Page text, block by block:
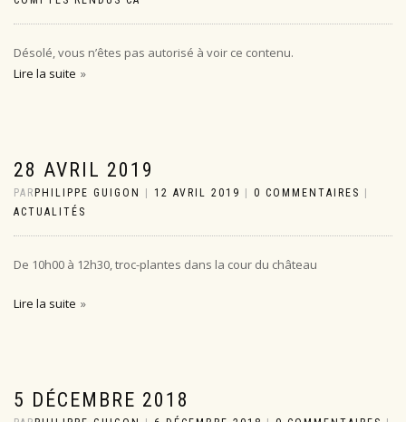
Désolé, vous n’êtes pas autorisé à voir ce contenu.
Lire la suite
28 AVRIL 2019
PAR PHILIPPE GUIGON 12 AVRIL 2019 0 COMMENTAIRES
ACTUALITÉS
De 10h00 à 12h30, troc-plantes dans la cour du château
Lire la suite
5 DÉCEMBRE 2018